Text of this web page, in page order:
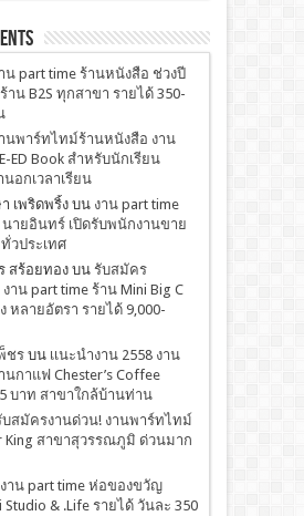
น part time ร้านหนังสือ ช่วงปี
าน B2S ทุกสาขา รายได้ 350-
นพาร์ทไทม์ร้านหนังสือ งาน
ED Book สำหรับนักเรียน
อกเวลาเรียน
เพริดพริ้งบน งาน part time
ายอินทร์ เปิดรับพนักงานขาย
วประเทศ
สร้อยทองบน รับสมัคร
าน part time ร้าน Mini Big C
หลายอัตรา รายได้ 9,000-
ชรบน เเนะนำงาน 2558 งาน
นกาแฟ Chester’s Coffee
บาท สาขาใกล้บ้านท่าน
บสมัครงานด่วน! งานพาร์ทไทม์
King สาขาสุวรรณภูมิ ด่วนมาก
งาน part time ห่อของขวัญ
Studio & .Life รายได้ วันละ 350